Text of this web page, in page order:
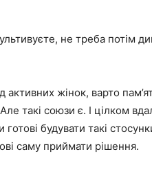
не треба потім
жінок, варто
такі союзи є. І цілком
готові будувати такі
саму приймати рішення.